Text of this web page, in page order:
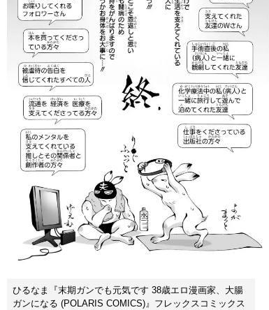
ひるなま『末期ガンでも元気です 38歳エロ漫画家、大腸
ガンになる (POLARIS COMICS)』フレックスコミックス